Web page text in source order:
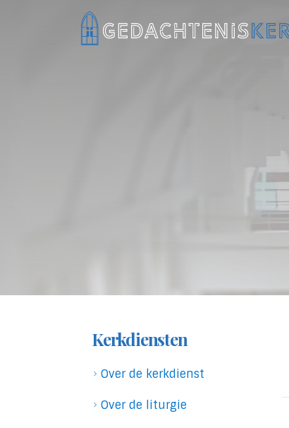
Kerkdiensten
Over de kerkdienst
Over de liturgie